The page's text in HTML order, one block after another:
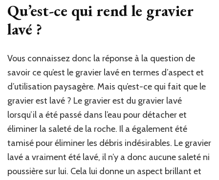
Qu’est-ce qui rend le gravier
lavé ?
Vous connaissez donc la réponse à la question de
savoir ce qu’est le gravier lavé en termes d’aspect et
d’utilisation paysagère. Mais qu’est-ce qui fait que le
gravier est lavé ? Le gravier est du gravier lavé
lorsqu’il a été passé dans l’eau pour détacher et
éliminer la saleté de la roche. Il a également été
tamisé pour éliminer les débris indésirables. Le gravier
lavé a vraiment été lavé, il n’y a donc aucune saleté ni
poussière sur lui. Cela lui donne un aspect brillant et